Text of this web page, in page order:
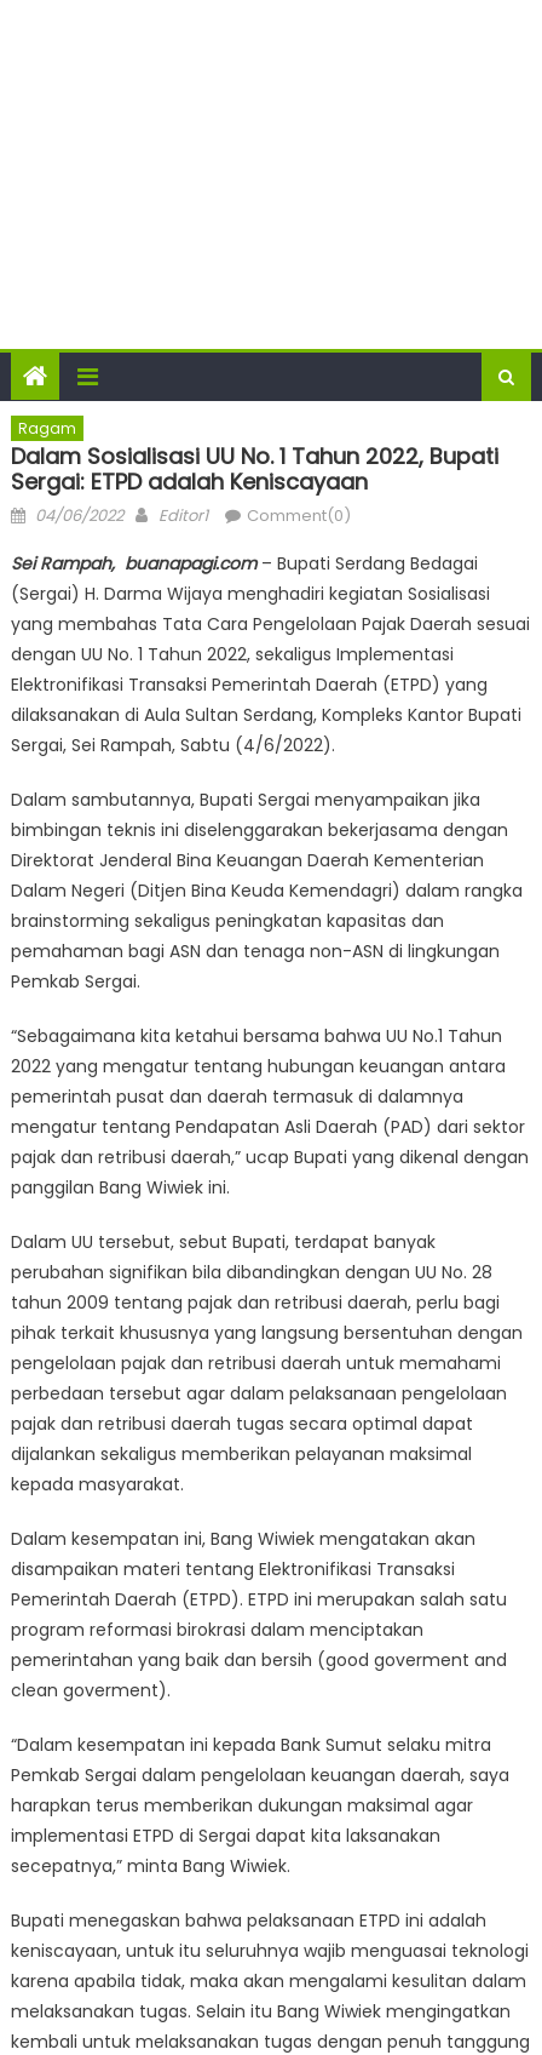
Ragam
Dalam Sosialisasi UU No. 1 Tahun 2022, Bupati
Sergai: ETPD adalah Keniscayaan
Posted
04/06/2022 Author
Editor1 Comment(0)
Sei Rampah, buanapagi.com– Bupati Serdang Bedagai
(Sergai) H. Darma Wijaya menghadiri kegiatan Sosialisasi
yang membahas Tata Cara Pengelolaan Pajak Daerah sesuai
dengan UU No. 1 Tahun 2022, sekaligus Implementasi
Elektronifikasi Transaksi Pemerintah Daerah (ETPD) yang
dilaksanakan di Aula Sultan Serdang, Kompleks Kantor Bupati
Sergai, Sei Rampah, Sabtu (4/6/2022).
Dalam sambutannya, Bupati Sergai menyampaikan jika
bimbingan teknis ini diselenggarakan bekerjasama dengan
Direktorat Jenderal Bina Keuangan Daerah Kementerian
Dalam Negeri (Ditjen Bina Keuda Kemendagri) dalam rangka
brainstorming sekaligus peningkatan kapasitas dan
pemahaman bagi ASN dan tenaga non-ASN di lingkungan
Pemkab Sergai.
“Sebagaimana kita ketahui bersama bahwa UU No.1 Tahun
2022 yang mengatur tentang hubungan keuangan antara
pemerintah pusat dan daerah termasuk di dalamnya
mengatur tentang Pendapatan Asli Daerah (PAD) dari sektor
pajak dan retribusi daerah,” ucap Bupati yang dikenal dengan
panggilan Bang Wiwiek ini.
Dalam UU tersebut, sebut Bupati, terdapat banyak
perubahan signifikan bila dibandingkan dengan UU No. 28
tahun 2009 tentang pajak dan retribusi daerah, perlu bagi
pihak terkait khususnya yang langsung bersentuhan dengan
pengelolaan pajak dan retribusi daerah untuk memahami
perbedaan tersebut agar dalam pelaksanaan pengelolaan
pajak dan retribusi daerah tugas secara optimal dapat
dijalankan sekaligus memberikan pelayanan maksimal
kepada masyarakat.
Dalam kesempatan ini, Bang Wiwiek mengatakan akan
disampaikan materi tentang Elektronifikasi Transaksi
Pemerintah Daerah (ETPD). ETPD ini merupakan salah satu
program reformasi birokrasi dalam menciptakan
pemerintahan yang baik dan bersih (good goverment and
clean goverment).
“Dalam kesempatan ini kepada Bank Sumut selaku mitra
Pemkab Sergai dalam pengelolaan keuangan daerah, saya
harapkan terus memberikan dukungan maksimal agar
implementasi ETPD di Sergai dapat kita laksanakan
secepatnya,” minta Bang Wiwiek.
Bupati menegaskan bahwa pelaksanaan ETPD ini adalah
keniscayaan, untuk itu seluruhnya wajib menguasai teknologi
karena apabila tidak, maka akan mengalami kesulitan dalam
melaksanakan tugas. Selain itu Bang Wiwiek mengingatkan
kembali untuk melaksanakan tugas dengan penuh tanggung